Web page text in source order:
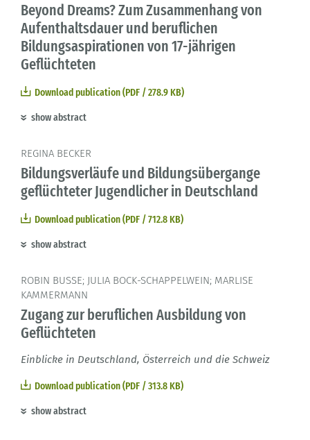
Beyond Dreams? Zum Zusammenhang von
Aufenthaltsdauer und beruflichen
Bildungsaspirationen von 17-jährigen
Geflüchteten
Download publication (PDF / 278.9 KB)
show abstract
REGINA BECKER
Bildungsverläufe und Bildungsübergange
geflüchteter Jugendlicher in Deutschland
Download publication (PDF / 712.8 KB)
show abstract
ROBIN BUSSE; JULIA BOCK-SCHAPPELWEIN; MARLISE
KAMMERMANN
Zugang zur beruflichen Ausbildung von
Geflüchteten
Einblicke in Deutschland, Österreich und die Schweiz
Download publication (PDF / 313.8 KB)
show abstract